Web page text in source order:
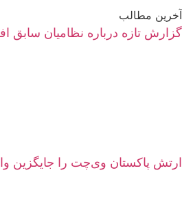
آخرین مطالب
گزارش تازه درباره نظامیان سابق
ارتش پاکستان وی‌چت را جایگزین